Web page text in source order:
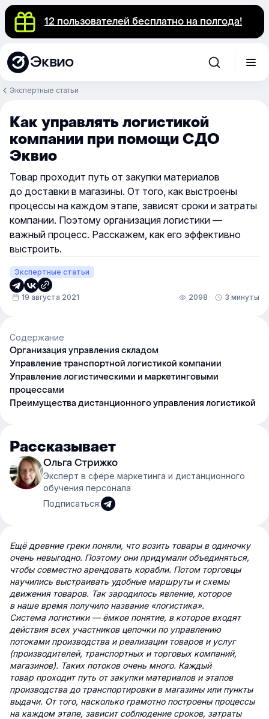
12 пользователей бесплатно на полгода!
Эквио
Экспертные статьи
Как управлять логистикой
компании при помощи СДО
Эквио
Товар проходит путь от закупки материалов
до доставки в магазины. От того, как выстроены
процессы на каждом этапе, зависят сроки и затраты
компании. Поэтому организация логистики —
важный процесс. Расскажем, как его эффективно
выстроить.
Экспертные статьи
19 августа 2021 2098 3 минуты
Содержание
Организация управления складом
Управление транспортной логистикой компании
Управление логистическими и маркетинговыми
процессами
Преимущества дистанционного управления логистикой
Рассказывает
Ольга Стрижко
Эксперт в сфере маркетинга и дистанционного
обучения персонала
Подписаться:
Ещё древние греки поняли, что возить товары в одиночку
очень невыгодно. Поэтому они придумали объединяться,
чтобы совместно арендовать корабли. Потом торговцы
научились выстраивать удобные маршруты и схемы
движения товаров. Так зародилось явление, которое
в наше время получило название «логистика».
Система логистики — ёмкое понятие, в которое входят
действия всех участников цепочки по управлению
потоками производства и реализации товаров и услуг
(производителей, транспортных и торговых компаний,
магазинов). Таких потоков очень много. Каждый
товар проходит путь от закупки материалов и этапов
производства до транспортировки в магазины или пункты
выдачи. От того, насколько грамотно построены процессы
на каждом этапе, зависит соблюдение сроков, затраты